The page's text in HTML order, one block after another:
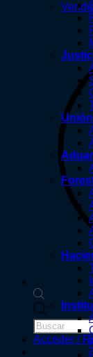
de
Acceder /